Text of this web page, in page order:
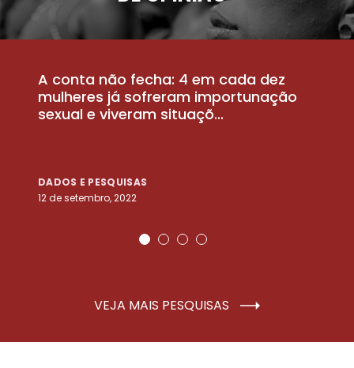
A conta não fecha: 4 em cada dez
mulheres já sofreram importunação
sexual e viveram situaçõ...
DADOS E PESQUISAS
12 de setembro, 2022
VEJA MAIS PESQUISAS